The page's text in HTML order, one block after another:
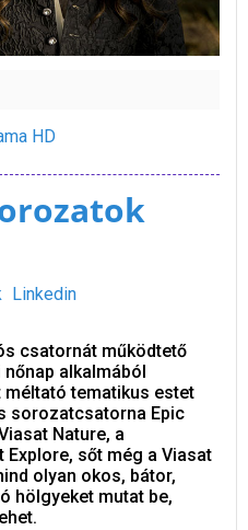
HD
Linkedin
csatornát működtető
alkalmából
méltató tematikus estet
sorozatcsatorna Epic
Nature, a
sőt még a Viasat
olyan okos, bátor,
hölgyeket mutat be,